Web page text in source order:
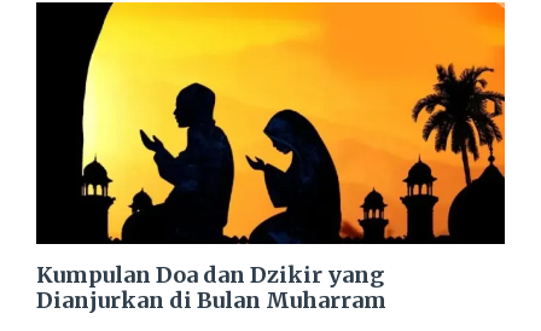
Kumpulan Doa dan Dzikir yang
Dianjurkan di Bulan Muharram